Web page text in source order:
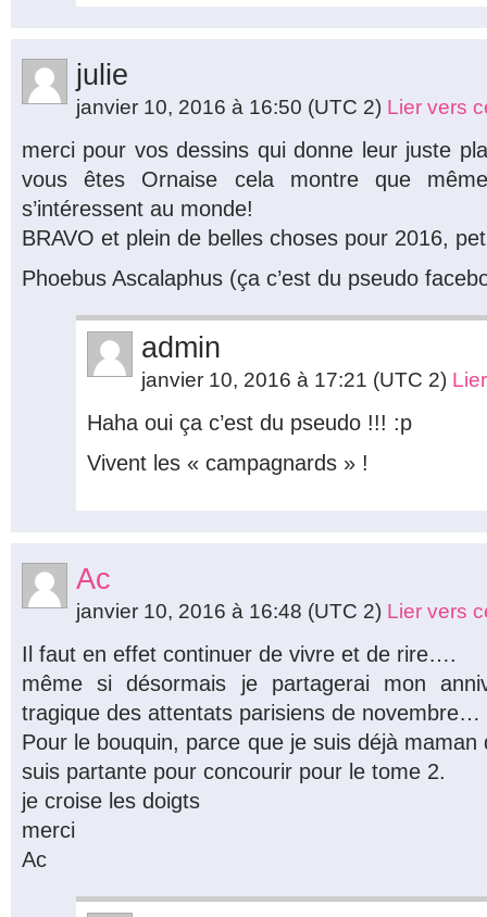
julie
janvier 10, 2016 à 16:50 (UTC 2) Lier vers
merci pour vos dessins qui donne leur juste
vous êtes Ornaise cela montre que
s’intéressent au monde!
BRAVO et plein de belles choses pour 2016,
Phoebus Ascalaphus (ça c’est du pseudo
admin
janvier 10, 2016 à 17:21 (UTC 2)
Haha oui ça c’est du pseudo !!! :p
Vivent les « campagnards » !
Ac
janvier 10, 2016 à 16:48 (UTC 2) Lier vers
Il faut en effet continuer de vivre et de rire….
même si désormais je partagerai mon
tragique des attentats parisiens de novembre…
Pour le bouquin, parce que je suis déjà
suis partante pour concourir pour le tome 2.
je croise les doigts
merci
Ac